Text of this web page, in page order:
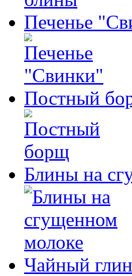
Печенье
Постный
Блины на
Чайный